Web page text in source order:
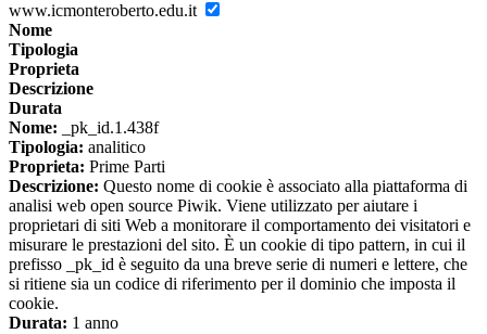
www.icmonteroberto.edu.it
Nome
Tipologia
Proprieta
Descrizione
Durata
Nome: _pk_id.1.438f
Tipologia: analitico
Proprieta: Prime Parti
Descrizione: Questo nome di cookie è associato alla piattaforma di
analisi web open source Piwik. Viene utilizzato per aiutare i
proprietari di siti Web a monitorare il comportamento dei visitatori e
misurare le prestazioni del sito. È un cookie di tipo pattern, in cui il
prefisso _pk_id è seguito da una breve serie di numeri e lettere, che
si ritiene sia un codice di riferimento per il dominio che imposta il
cookie.
Durata: 1 anno